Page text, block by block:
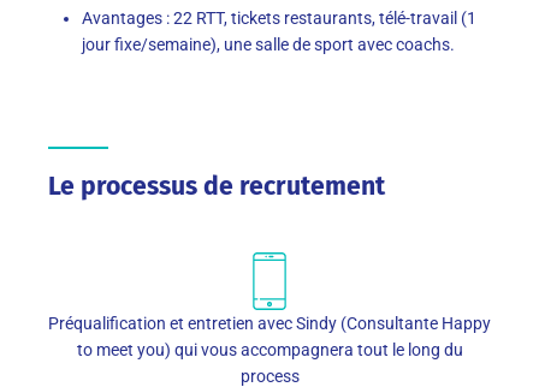
Avantages : 22 RTT, tickets restaurants, télé-travail (1
jour fixe/semaine), une salle de sport avec coachs.
Le processus de recrutement
Préqualification et entretien avec Sindy (Consultante Happy
to meet you) qui vous accompagnera tout le long du
process